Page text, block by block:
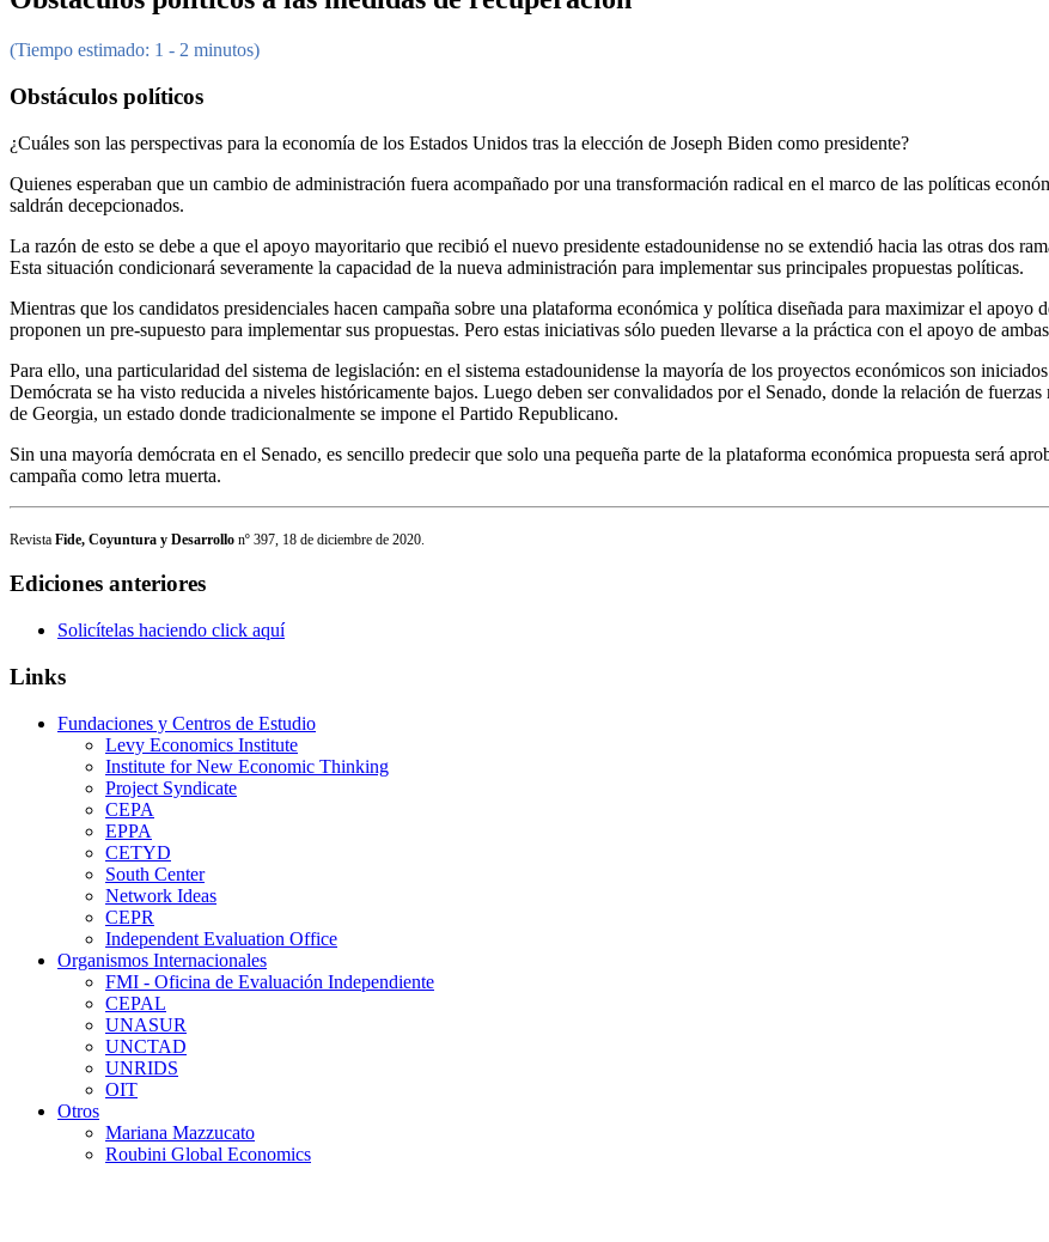
(Tiempo estimado: 1 - 2 minutos)
Obstáculos políticos
¿Cuáles son las perspectivas para la economía de los Estados Unidos tras la elección de Joseph Biden como presidente?
Quienes esperaban que un cambio de administración fuera acompañado por una transformación radical en el marco de las políticas
saldrán decepcionados.
La razón de esto se debe a que el apoyo mayoritario que recibió el nuevo presidente estadounidense no se extendió hacia las otras dos
Esta situación condicionará severamente la capacidad de la nueva administración para implementar sus principales propuestas políticas.
Mientras que los candidatos presidenciales hacen campaña sobre una plataforma económica y política diseñada para maximizar el apoyo
proponen un pre-supuesto para implementar sus propuestas. Pero estas iniciativas sólo pueden llevarse a la práctica con el apoyo de
Para ello, una particularidad del sistema de legislación: en el sistema estadounidense la mayoría de los proyectos económicos son
Demócrata se ha visto reducida a niveles históricamente bajos. Luego deben ser convalidados por el Senado, donde la relación de
de Georgia, un estado donde tradicionalmente se impone el Partido Republicano.
Sin una mayoría demócrata en el Senado, es sencillo predecir que solo una pequeña parte de la plataforma económica propuesta será
campaña como letra muerta.
Revista Fide, Coyuntura y Desarrollo nº 397, 18 de diciembre de 2020.
Ediciones anteriores
Solicítelas haciendo click aquí
Links
Fundaciones y Centros de Estudio
Levy Economics Institute
Institute for New Economic Thinking
Project Syndicate
CEPA
EPPA
CETYD
South Center
Network Ideas
CEPR
Independent Evaluation Office
Organismos Internacionales
FMI - Oficina de Evaluación Independiente
CEPAL
UNASUR
UNCTAD
UNRIDS
OIT
Otros
Mariana Mazzucato
Roubini Global Economics